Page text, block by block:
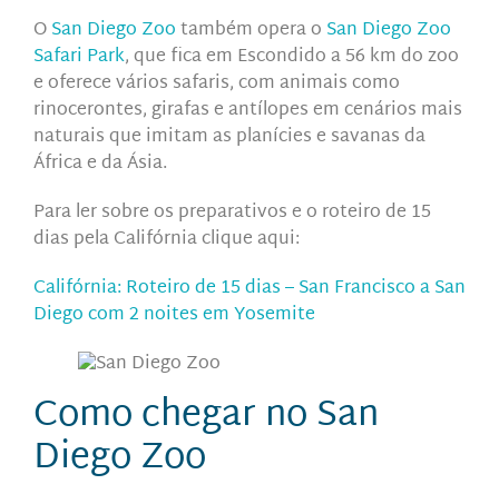
OSan Diego Zootambém opera o San Diego Zoo
Safari Park, que fica em Escondido a 56 km do zoo
e oferece vários safaris, com animaiscomo
rinocerontes, girafas e antílopesem cenários mais
naturais que imitam as planícies e savanas da
África e da Ásia.
Para ler sobre os preparativos e o roteiro de 15
dias pela Califórnia clique aqui:
Califórnia: Roteiro de 15 dias – San Francisco a San
Diego com 2 noites em Yosemite
Como chegar no San
Diego Zoo